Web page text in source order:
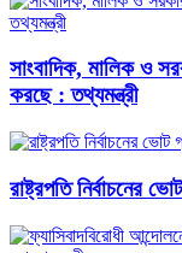
সাংবাদিক, মালিক ও
করছে : তথ্যমন্ত্রী
রাষ্ট্রপতি নির্বাচনের